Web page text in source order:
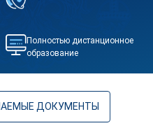
Полностью дистанционное
образование
ДОКУМЕНТЫ